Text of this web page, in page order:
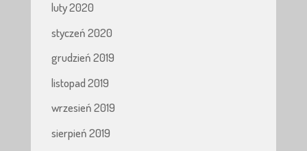
luty 2020
styczeń 2020
grudzień 2019
listopad 2019
wrzesień 2019
sierpień 2019